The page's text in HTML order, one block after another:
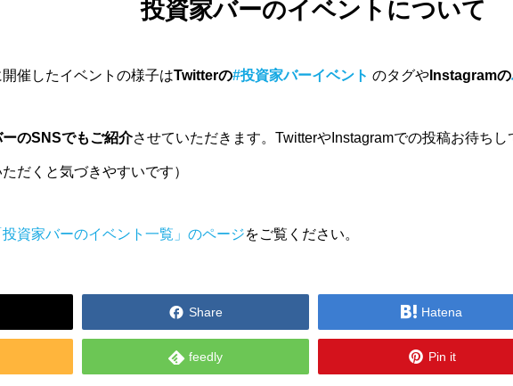
投資家バーのイベントについて
催したイベントの様子はTwitterの#投資家バーイベント のタグや Instagramの
のSNSでもご紹介させていただきます。TwitterやInstagramでの投稿お待ち
だくと気づきやすいです）
投資家バーのイベント一覧」のページをご覧ください。
 Share  Hatena
 feedly  Pin it